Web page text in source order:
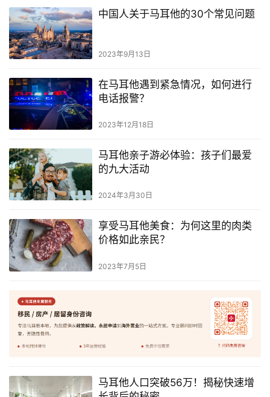
中国人关于马耳他的30个常见问题
2023年9月13日
在马耳他遇到紧急情况，如何进行
电话报警？
2023年12月18日
马耳他亲子游必体验：孩子们最爱
的九大活动
2024年3月30日
享受马耳他美食：为何这里的肉类
价格如此亲民？
2023年7月5日
马耳他人口突破56万！揭秘快速增